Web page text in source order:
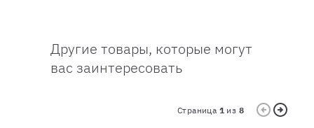
Другие товары, которые могут
вас заинтересовать
Страница 1 из 8